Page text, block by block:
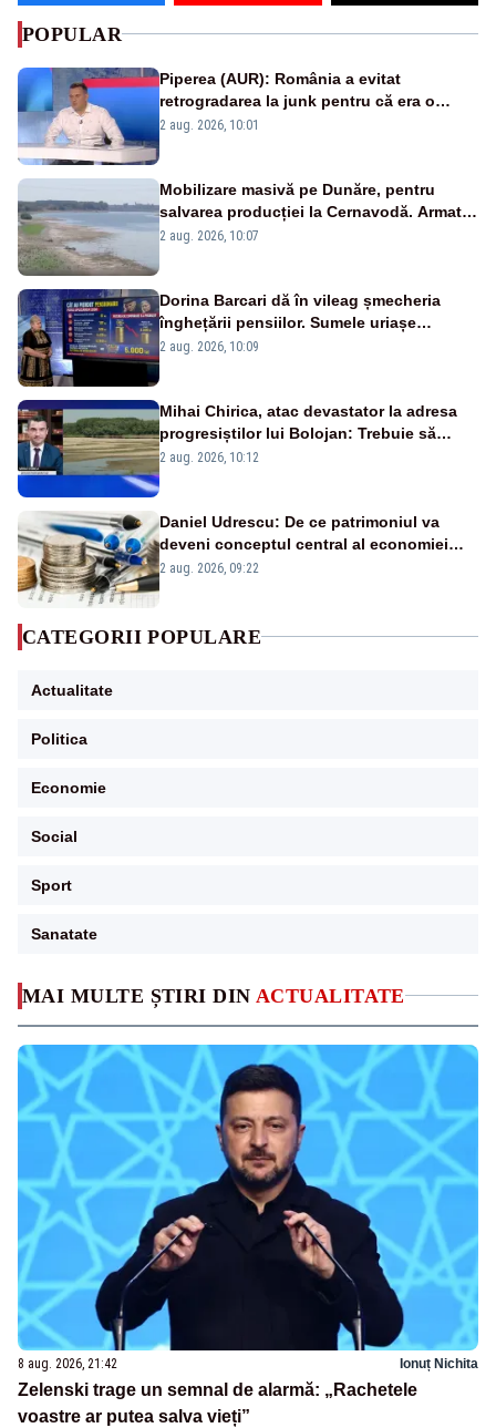
MAI MULTE ȘTIRI DIN ACTUALITATE
8 aug. 2026, 21:42 Ionuț Nichita
Zelenski trage un semnal de alarmă: „Rachetele
voastre ar putea salva vieți”
POPULAR
Piperea (AUR): România a evitat
retrogradarea la junk pentru că era o
catastrofă pentru bănci și fondurile de
2 aug. 2026, 10:01
Mobilizare masivă pe Dunăre, pentru
salvarea producției la Cernavodă. Armata
va detona o stâncă și va devia apa
2 aug. 2026, 10:07
Dorina Barcari dă în vileag șmecheria
înghețării pensiilor. Sumele uriașe
pierdute de fiecare român
2 aug. 2026, 10:09
Mihai Chirica, atac devastator la adresa
progresiștilor lui Bolojan: Trebuie să
protejăm și natura, dar nu șținem omaneii
2 aug. 2026, 10:12
Daniel Udrescu: De ce patrimoniul va
deveni conceptul central al economiei
viitoare?
2 aug. 2026, 09:22
CATEGORII POPULARE
Actualitate
Politica
Economie
Social
Sport
Sanatate